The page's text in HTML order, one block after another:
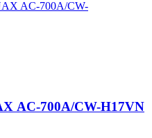
₫.
AC-700A/CW-H17VN